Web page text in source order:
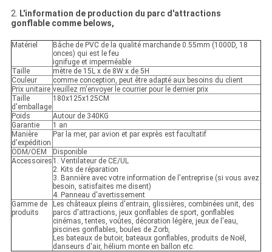
2. L'information de production du parc d'attractions
gonflable comme belows,
Matériel
Bâche de PVC de la qualité marchande 0.55mm (1000D, 18
onces) qui est le feu
ignifuge et imperméable
Taille
mètre de 15L x de 8W x de 5H
Couleur
comme conception, peut être adapté aux besoins du client
Prix unitaire veuillez m'envoyer le courrier pour le dernier prix
Taille
d'emballage
180x125x125CM
Poids
Autour de 340KG
Garantie
1 an
Manière
d'expédition
Par la mer, par avion et par exprès est facultatif
ODM/OEM
Disponible
Accessoires 1. Ventilateur de CE/UL
2. Kits de réparation
3. Bannière avec votre information de l'entreprise (si vous avez
besoin, satisfaites me disent)
4. Panneau d'avertissement
Gamme de
produits
Les châteaux pleins d'entrain, glissières, combinées unit, des
parcs d'attractions, jeux gonflables de sport, gonflables
cinémas, tentes, voûtes, décoration légère, jeux de l'eau,
piscines gonflables, boules de Zorb,
Les bateaux de butoir, bateaux gonflables, produits de Noël,
danseurs d'air, hélium monte en ballon etc.